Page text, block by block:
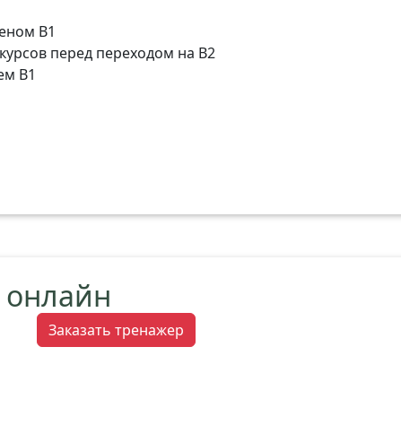
B1
перед переходом на B2
B1
онлайн
Заказать тренажер